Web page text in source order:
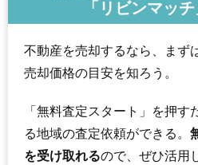
「リビンマッ
不動産を売却するなら、まず
売却価格の目安を知ろう。
「無料査定スタート」を押
る地域の査定依頼ができる。
を受け取れるので、ぜひ活用